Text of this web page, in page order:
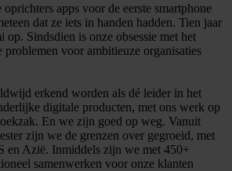
apps voor de eerste smartphone
dat ze iets in handen hadden. Tien jaar
op. Sindsdien is onze obsessie met het
problemen voor ambitieuze organisaties
erkend worden als dé leider in het
digitale producten, met ons werk op
En we zijn goed op weg. Vanuit
zijn we de grenzen over gegroeid, met
en Azië. Inmiddels zijn we met 450+
samenwerken voor onze klanten